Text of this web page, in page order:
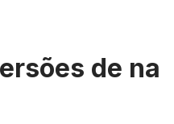
de na